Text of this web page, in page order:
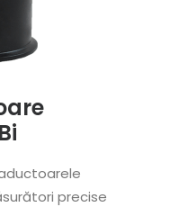
precise